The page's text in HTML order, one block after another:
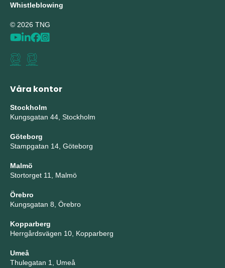
Whistleblowing
© 2026 TNG
Våra kontor
Stockholm
Kungsgatan 44, Stockholm
Göteborg
Stampgatan 14, Göteborg
Malmö
Stortorget 11, Malmö
Örebro
Kungsgatan 8, Örebro
Kopparberg
Herrgårdsvägen 10, Kopparberg
Umeå
Thulegatan 1, Umeå